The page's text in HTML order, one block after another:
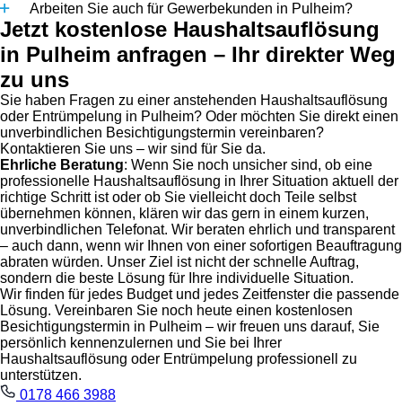
Arbeiten Sie auch für Gewerbekunden in Pulheim?
Jetzt kostenlose Haushaltsauflösung
in Pulheim anfragen – Ihr direkter Weg
zu uns
Sie haben Fragen zu einer anstehenden Haushaltsauflösung
oder Entrümpelung in Pulheim? Oder möchten Sie direkt einen
unverbindlichen Besichtigungstermin vereinbaren?
Kontaktieren Sie uns – wir sind für Sie da.
Ehrliche Beratung: Wenn Sie noch unsicher sind, ob eine
professionelle Haushaltsauflösung in Ihrer Situation aktuell der
richtige Schritt ist oder ob Sie vielleicht doch Teile selbst
übernehmen können, klären wir das gern in einem kurzen,
unverbindlichen Telefonat. Wir beraten ehrlich und transparent
– auch dann, wenn wir Ihnen von einer sofortigen Beauftragung
abraten würden. Unser Ziel ist nicht der schnelle Auftrag,
sondern die beste Lösung für Ihre individuelle Situation.
Wir finden für jedes Budget und jedes Zeitfenster die passende
Lösung. Vereinbaren Sie noch heute einen kostenlosen
Besichtigungstermin in Pulheim – wir freuen uns darauf, Sie
persönlich kennenzulernen und Sie bei Ihrer
Haushaltsauflösung oder Entrümpelung professionell zu
unterstützen.
0178 466 3988